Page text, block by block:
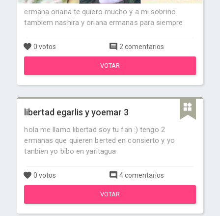
ermana oriana te quiero mucho y a mi sobrino
tambiem nashira y oriana ermanas para siempre
0 votos 2 comentarios
VOTAR
libertad egarlis y yoemar 3
hola me llamo libertad soy tu fan :) tengo 2
ermanas que quieren berted en consierto y yo
tanbien yo bibo en yaritagua
0 votos 4 comentarios
VOTAR